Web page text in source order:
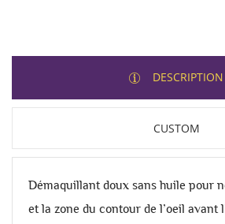
DESCRIPTION
CUSTOM
Démaquillant doux sans huile pour
et la zone du contour de l’oeil avant